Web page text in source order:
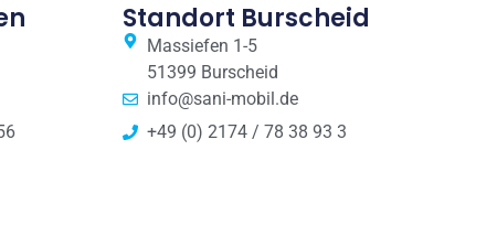
Standort Burscheid
Massiefen 1-5
51399 Burscheid
info@sani-mobil.de
+49 (0) 2174 / 78 38 93 3